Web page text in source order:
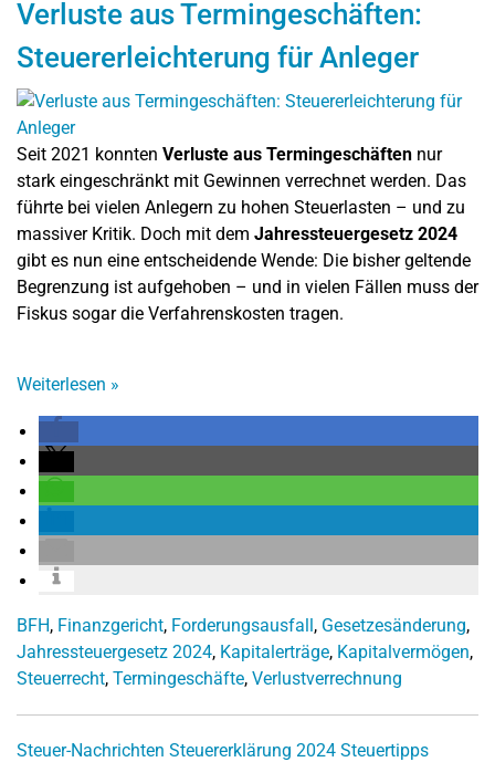
Verluste aus Termingeschäften:
Steuererleichterung für Anleger
Seit 2021 konnten Verluste aus Termingeschäften nur
stark eingeschränkt mit Gewinnen verrechnet werden. Das
führte bei vielen Anlegern zu hohen Steuerlasten – und zu
massiver Kritik. Doch mit dem Jahressteuergesetz 2024
gibt es nun eine entscheidende Wende: Die bisher geltende
Begrenzung ist aufgehoben – und in vielen Fällen muss der
Fiskus sogar die Verfahrenskosten tragen.
Weiterlesen »
BFH, Finanzgericht, Forderungsausfall, Gesetzesänderung,
Jahressteuergesetz 2024, Kapitalerträge, Kapitalvermögen,
Steuerrecht, Termingeschäfte, Verlustverrechnung
Steuer-Nachrichten Steuererklärung 2024 Steuertipps